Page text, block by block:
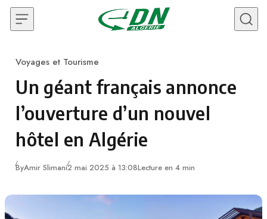
Skip to content
Category
Voyages et Tourisme
Un géant français annonce
l’ouverture d’un nouvel
hôtel en Algérie
ByAmir Slimani2 mai 2025 à 13:08Lecture en 4 min